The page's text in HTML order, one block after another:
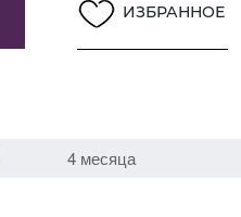
ИЗБРАННОЕ